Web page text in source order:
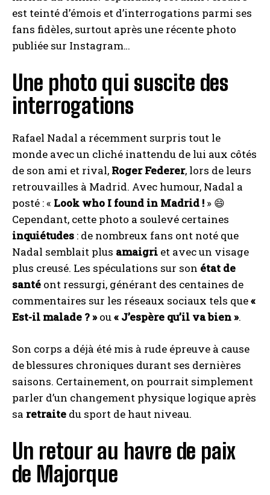
est teinté d’émois et d’interrogations parmi ses
fans fidèles, surtout après une récente photo
publiée sur Instagram…
Une photo qui suscite des
interrogations
Rafael Nadal a récemment surpris tout le
monde avec un cliché inattendu de lui aux côtés
de son ami et rival, Roger Federer, lors de leurs
retrouvailles à Madrid. Avec humour, Nadal a
posté : « Look who I found in Madrid ! » 😄
Cependant, cette photo a soulevé certaines
inquiétudes : de nombreux fans ont noté que
Nadal semblait plus amaigri et avec un visage
plus creusé. Les spéculations sur son état de
santé ont ressurgi, générant des centaines de
commentaires sur les réseaux sociaux tels que«
Est-il malade ? »ou« J’espère qu’il va bien ».
Son corps a déjà été mis à rude épreuve à cause
de blessures chroniques durant ses dernières
saisons. Certainement, on pourrait simplement
parler d’un changement physique logique après
sa retraite du sport de haut niveau.
Un retour au havre de paix
de Majorque